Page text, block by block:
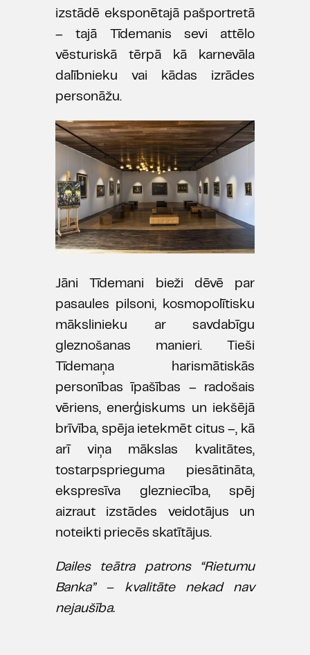
izstādē eksponētajā pašportretā
– tajā Tīdemanis sevi attēlo
vēsturiskā tērpā kā karnevāla
dalībnieku vai kādas izrādes
personāžu.
Jāni Tīdemani bieži dēvē par
pasaules pilsoni, kosmopolītisku
mākslinieku ar savdabīgu
gleznošanas manieri. Tieši
Tīdemaņa harismātiskās
personības īpašības – radošais
vēriens, enerģiskums un iekšējā
brīvība, spēja ietekmēt citus –, kā
arī viņa mākslas kvalitātes,
tostarpsprieguma piesātināta,
ekspresīva glezniecība, spēj
aizraut izstādes veidotājus un
noteikti priecēs skatītājus.
Dailes teātra patrons “Rietumu
Banka” – kvalitāte nekad nav
nejaušība.